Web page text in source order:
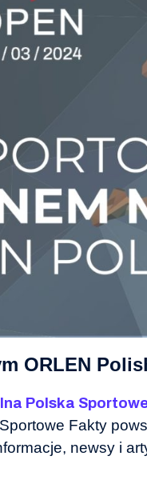
ORLEN
Polska
Fakty
newsy i